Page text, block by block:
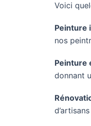
Voici
Peinture
nos
Peinture
donnant